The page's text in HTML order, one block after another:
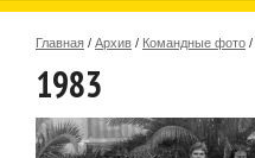
Главная / Архив / Командные фото /
1983